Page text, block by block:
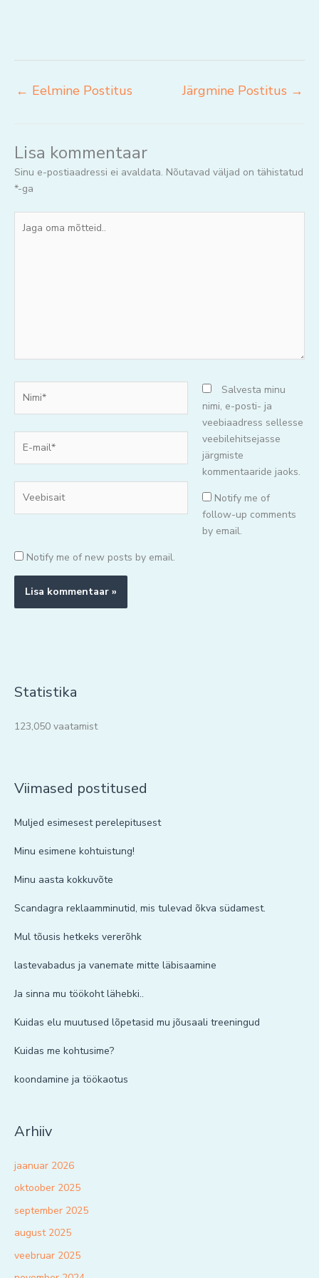
← Eelmine Postitus Järgmine Postitus →
Lisa kommentaar
Sinu e-postiaadressi ei avaldata. Nõutavad väljad on tähistatud
*-ga
oma
mail*
Salvesta minu
nimi, e-posti- ja
veebiaadress sellesse
veebilehitsejasse
järgmiste
kommentaaride jaoks.
Notify me of
follow-up comments
by email.
Notify me of new posts by email.
Statistika
123,050 vaatamist
Viimased postitused
Muljed esimesest perelepitusest
Minu esimene kohtuistung!
Minu aasta kokkuvõte
Scandagra reklaamminutid, mis tulevad õkva südamest.
Mul tõusis hetkeks vererõhk
lastevabadus ja vanemate mitte läbisaamine
Ja sinna mu töökoht lähebki..
Kuidas elu muutused lõpetasid mu jõusaali treeningud
Kuidas me kohtusime?
koondamine ja töökaotus
Arhiiv
jaanuar 2026
oktoober 2025
september 2025
august 2025
veebruar 2025